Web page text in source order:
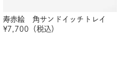
寿赤絵 角サンドイッチトレイ
¥7,700 （税込）